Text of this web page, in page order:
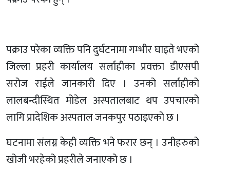
पक्राउ परेका व्यक्ति पनि दुर्घटनामा गम्भीर घाइते भएको
जिल्ला प्रहरी कार्यालय सर्लाहीका प्रवक्ता डीएसपी
सरोज राईले जानकारी दिए । उनको सर्लाहीको
लालबन्दीस्थित मोडेल अस्पतालबाट थप उपचारको
लागि प्रादेशिक अस्पताल जनकपुर पठाइएको छ ।
घटनामा संलग्न केही व्यक्ति भने फरार छन् । उनीहरुको
खोजी भरहेको प्रहरीले जनाएको छ ।